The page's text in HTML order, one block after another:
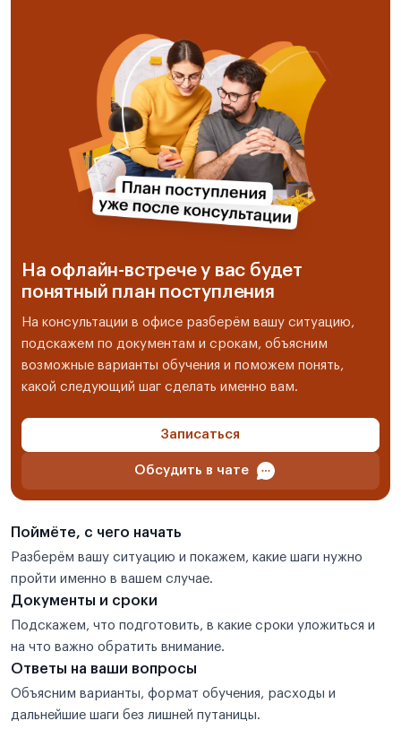
На офлайн-встрече у вас будет
понятный план поступления
На консультации в офисе разберём вашу ситуацию,
подскажем по документам и срокам, объясним
возможные варианты обучения и поможем понять,
какой следующий шаг сделать именно вам.
Записаться
Обсудить в чате
Поймёте, с чего начать
Разберём вашу ситуацию и покажем, какие шаги нужно
пройти именно в вашем случае.
Документы и сроки
Подскажем, что подготовить, в какие сроки уложиться и
на что важно обратить внимание.
Ответы на ваши вопросы
Объясним варианты, формат обучения, расходы и
дальнейшие шаги без лишней путаницы.